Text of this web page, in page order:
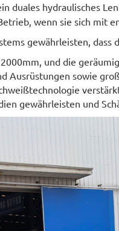
duales hydraulisches
wenn sie sich mit
gewährleisten,
und die
Ausrüstungen sowie
gewährleisten und